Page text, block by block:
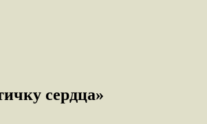
сердца»